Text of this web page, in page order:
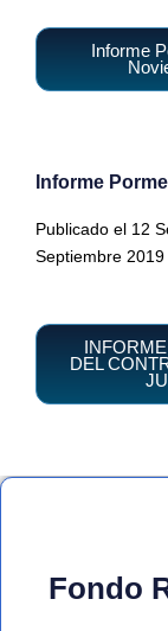
Informe
Informe
Publicado el 12
Septiembre 2019
DEL
Fondo